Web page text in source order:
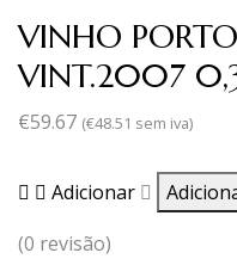
VINHO
VINT.2007
€59.67 (€48.51 sem iva)
Adicionar
(0 revisão)